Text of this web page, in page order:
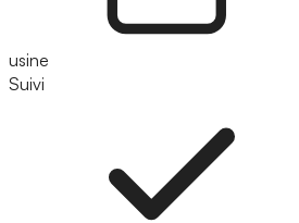
usine
Suivi